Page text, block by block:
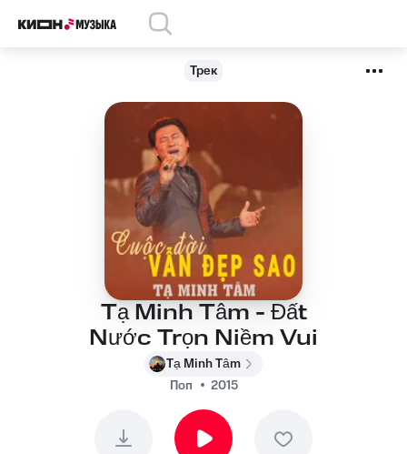
Трек
Tạ Minh Tâm - Đất
Nước Trọn Niềm Vui
Tạ Minh Tâm
Поп
2015